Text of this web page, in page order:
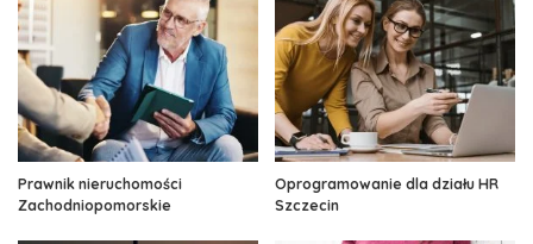
Prawnik nieruchomości
Zachodniopomorskie
Oprogramowanie dla działu HR
Szczecin